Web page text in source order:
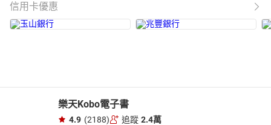
信用卡優惠
樂天Kobo電子書
4.9 (2188) 追蹤 2.4萬